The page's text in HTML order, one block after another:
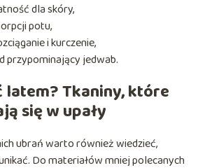
dla skóry,
potu,
i kurczenie,
przypominający jedwab.
latem? Tkaniny, które
się w upały
ubrań warto również wiedzieć,
Do materiałów mniej polecanych